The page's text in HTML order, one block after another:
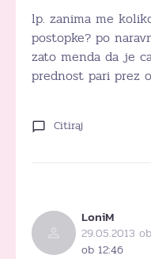
lp. zanima me
postopke? po
zato menda da je
prednost pari prez
Citiraj
LoniM
29.05.2013
ob 12:46